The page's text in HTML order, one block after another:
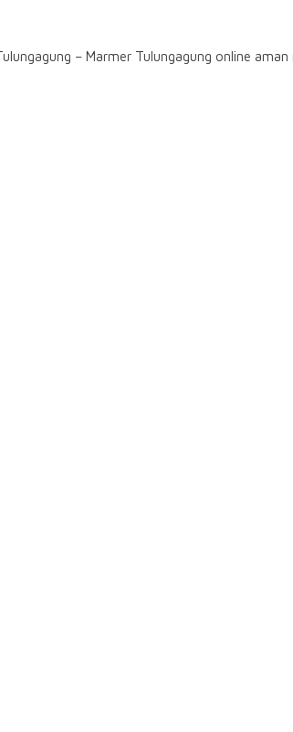
– Marmer Tulungagung online